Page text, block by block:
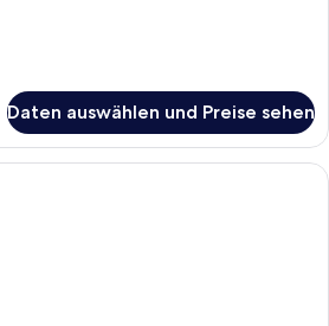
Daten auswählen und Preise sehen
Ein modernes Hotelzimmer mit einer